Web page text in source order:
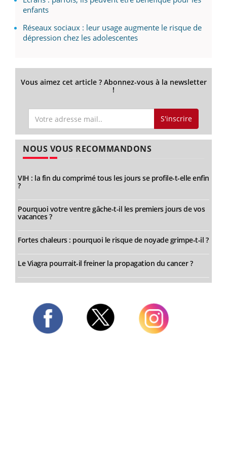
enfants
Réseaux sociaux : leur usage augmente le risque de
dépression chez les adolescentes
Vous aimez cet article ? Abonnez-vous à la newsletter
!
S'inscrire
NOUS VOUS RECOMMANDONS
VIH : la fin du comprimé tous les jours se profile-t-elle enfin
?
Pourquoi votre ventre gâche-t-il les premiers jours de vos
vacances ?
Fortes chaleurs : pourquoi le risque de noyade grimpe-t-il ?
Le Viagra pourrait-il freiner la propagation du cancer ?